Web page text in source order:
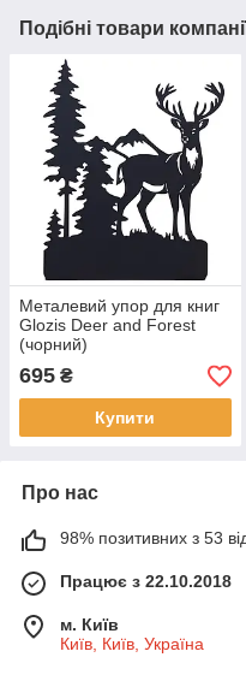
Подібні товари
Металевий упор для книг
Glozis Deer and Forest
(чорний)
695 ₴
Купити
Про нас
98% позитивних з 53
Працює з 22.10.2018
м. Київ
Київ, Київ, Україна